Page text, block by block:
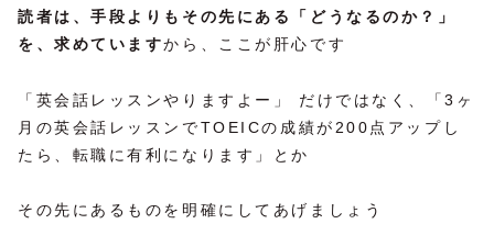
読者は、手段よりもその先にある「どうなるのか？」
を、求めていますから、ここが肝心です
「英会話レッスンやりますよー」 だけではなく、「3ヶ
月の英会話レッスンでTOEICの成績が200点アップし
たら、転職に有利になります」とか
その先にあるものを明確にしてあげましょう